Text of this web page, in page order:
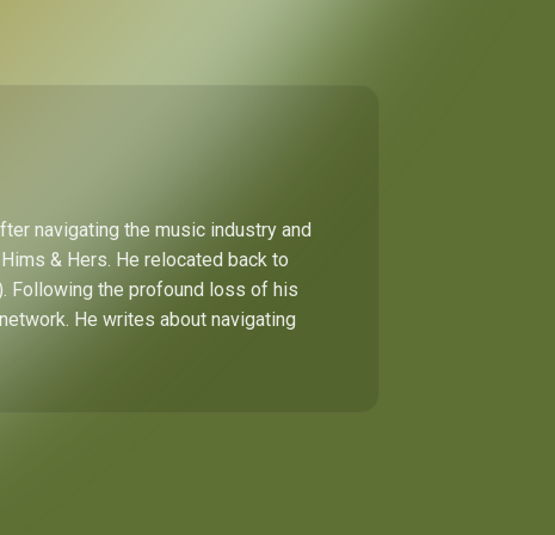
navigating the music industry and
& Hers. He relocated back to
Following the profound loss of his
He writes about navigating